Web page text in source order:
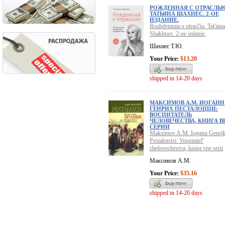
РОЖДЕННАЯ С
ТАТЬЯНА ШАХНЕС. 2-ОЕ
ИЗДАНИЕ.
Rozhdennaia s otrasl'iu. Tat'iana
Shakhnes. 2-oe izdanie.
Шахнес Т.Ю.
Your Price: $13.20
shipped in 14-20 days
МАКСИМОВ А.М. ИОГАНН
ГЕНРИХ ПЕСТАЛОЦЦИ:
ВОСПИТАТЕЛЬ
ЧЕЛОВЕЧЕСТВА, КНИГА
СЕРИИ
Maksimov A.M. Iogann
Pestalotstsi: Vospitatel'
chelovechestva, kniga vne serii
Максимов А.М.
Your Price: $35.16
shipped in 14-20 days